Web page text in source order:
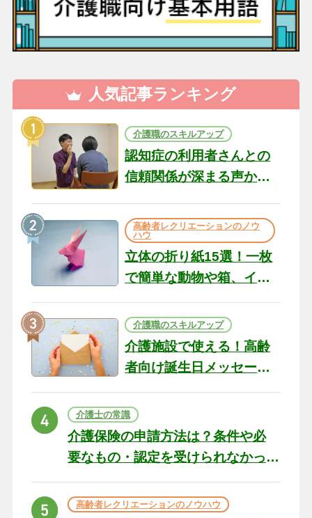
人気記事ランキング
介護職のスキルアップ
認知症の利用者さんとの
信頼関係が深まる声かけ
の現場から（22）
高齢者レクリエーションのノウ
ハウ
立体の折り紙15選！一枚
で簡単な動物や箱、イン
介護職のスキルアップ
介護施設で使える！高齢
者向け誕生日メッセージ
ト
介護士の常識
介護保険の申請方法は？条件や必
要なもの・認定を受けられなかっ
高齢者レクリエーションのノウハウ